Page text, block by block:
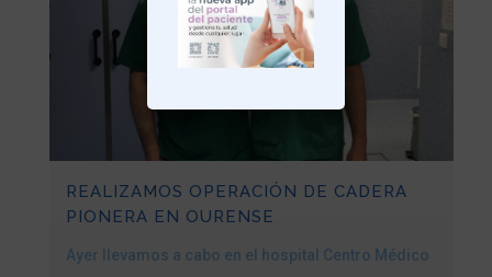
REALIZAMOS OPERACIÓN DE CADERA
PIONERA EN OURENSE
Ayer llevamos a cabo en el hospital Centro Médico